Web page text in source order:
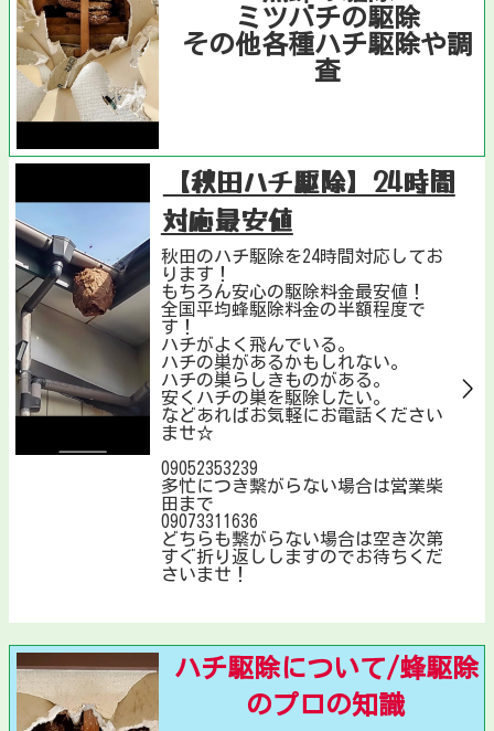
ミツバチの駆除
その他各種ハチ駆除や調
査
【秋田ハチ駆除】24時間
対応最安値
秋田のハチ駆除を24時間対応してお
ります！
もちろん安心の駆除料金最安値！
全国平均蜂駆除料金の半額程度で
す！
ハチがよく飛んでいる。
ハチの巣があるかもしれない。
ハチの巣らしきものがある。
安くハチの巣を駆除したい。
などあればお気軽にお電話ください
ませ☆
09052353239
多忙につき繋がらない場合は営業柴
田まで
09073311636
どちらも繋がらない場合は空き次第
すぐ折り返ししますのでお待ちくだ
さいませ！
ハチ駆除について/蜂駆除
のプロの知識